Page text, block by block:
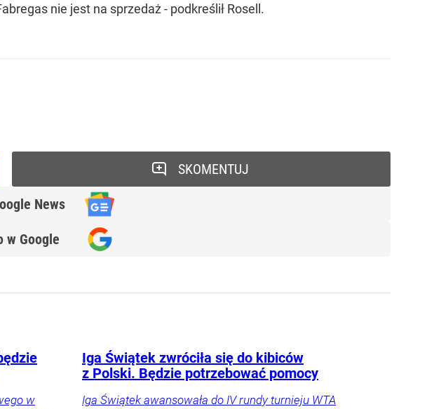
nie jest na sprzedaż - podkreślił Rosell.
News
w Google
SKOMENTUJ
w
Iga Świątek zwróciła się do kibiców
z Polski. Będzie potrzebować pomocy
Iga Świątek awansowała do IV rundy turnieju WTA